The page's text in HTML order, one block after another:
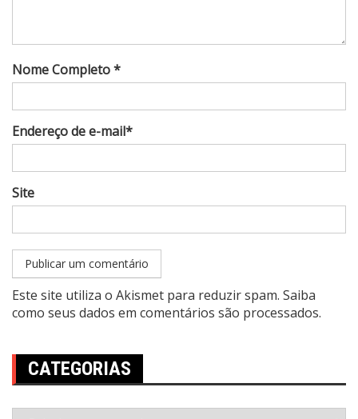
Nome Completo *
Endereço de e-mail*
Site
Este site utiliza o Akismet para reduzir spam. Saiba
como seus dados em comentários são processados.
CATEGORIAS
Categorias